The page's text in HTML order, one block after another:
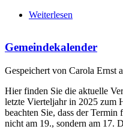
Weiterlesen
Gemeindekalender
Gespeichert von Carola Ernst
Hier finden Sie die aktuelle
letzte Vierteljahr in 2025 zum
beachten Sie, dass der
nicht am 19., sondern am 17.